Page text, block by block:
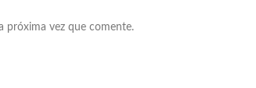
próxima vez que comente.